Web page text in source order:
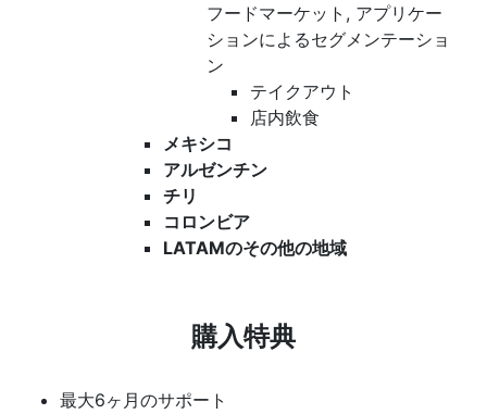
フードマーケット, アプリケー
ションによるセグメンテーショ
ン
テイクアウト
店内飲食
メキシコ
アルゼンチン
チリ
コロンビア
LATAMのその他の地域
購入特典
最大6ヶ月のサポート